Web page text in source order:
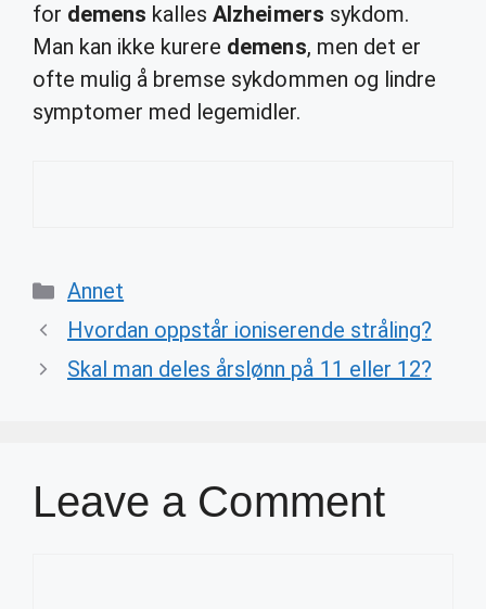
for demens kallesAlzheimers sykdom.
Man kan ikke kurere demens, men det er
ofte mulig å bremse sykdommen og lindre
symptomer med legemidler.
Categories
Annet
Hvordan oppstår ioniserende stråling?
Skal man deles årslønn på 11 eller 12?
Leave a Comment